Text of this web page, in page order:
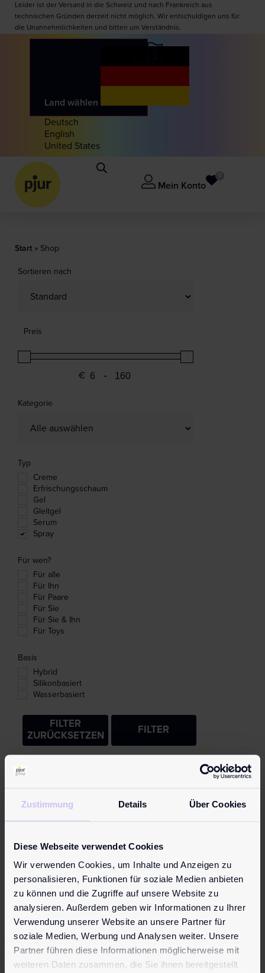
Zustimmung Details Über Cookies
Diese Webseite verwendet Cookies
Wir verwenden Cookies, um Inhalte und Anzeigen zu
personalisieren, Funktionen für soziale Medien anbieten
zu können und die Zugriffe auf unsere Website zu
analysieren. Außerdem geben wir Informationen zu Ihrer
Verwendung unserer Website an unsere Partner für
soziale Medien, Werbung und Analysen weiter. Unsere
Partner führen diese Informationen möglicherweise mit
weiteren Daten zusammen, die Sie ihnen bereitgestellt
Leider ist der Versand in die Schweiz und nach Frankreich aus
technischen Gründen derzeit nicht möglich. Wir entschuldigen uns für
die Unannehmlichkeiten und bitten um Verständnis.
Land wählen
Deutsch
English
United States
Mein Konto
Start » Shop
Sortieren nach
Preis
€ Minimum Price
- Maximum Price
Kategorie
Typ
Creme
Erfrischungsschaum
Gel
Gleitgel
Serum
Spray
Für wen?
Für alle
Für Ihn
Für Paare
Für Sie
Für Sie & Ihn
Für Toys
Basis
Hybrid
Silikonbasiert
Wasserbasiert
FILTER
FILTER
ZURÜCKSETZEN
We-Vibe™
Clean
Spray by
pjur
15,95€
Entwickelt
von pjur, für
eine
superhero
Strong
Spray
21,95€
Das
Verzögerungs
spray für den